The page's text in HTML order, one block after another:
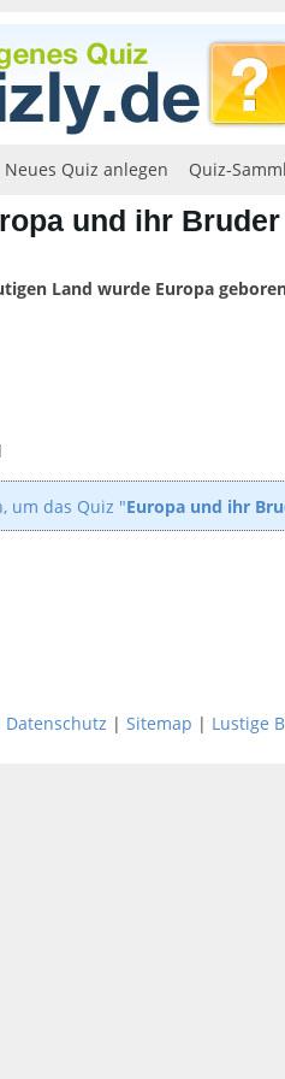
Neues Quiz anlegen Quiz-
und ihr
Land wurde Europa
um das Quiz "Europa und ihr
| Sitemap | Lustige